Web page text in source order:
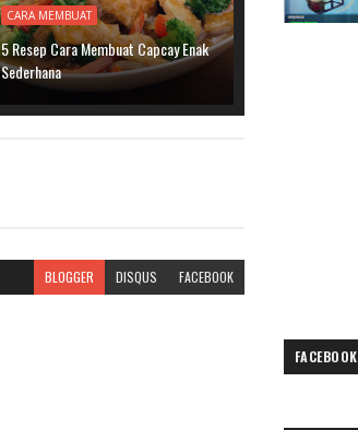
CARA MEMBUAT
5 Resep Cara Membuat Capcay Enak
Sederhana
BLOGGER DISQUS FACEBOOK
FACEBOOK